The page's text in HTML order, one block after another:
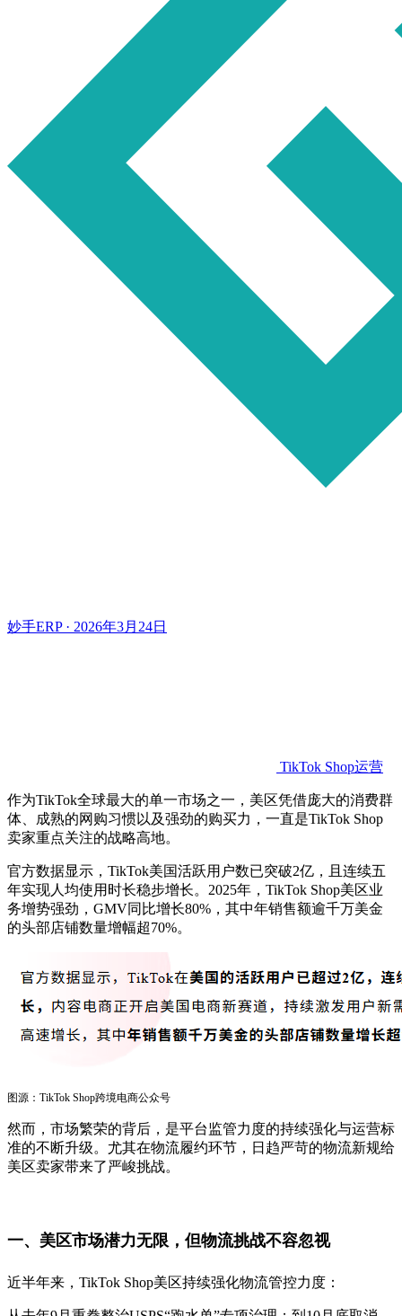
妙手ERP · 2026年3月24日
TikTok Shop运营
作为TikTok全球最大的单一市场之一，美区凭借庞大的消费群
体、成熟的网购习惯以及强劲的购买力，一直是TikTok Shop
卖家重点关注的战略高地。
官方数据显示，TikTok美国活跃用户数已突破2亿，且连续五
年实现人均使用时长稳步增长。2025年，TikTok Shop美区业
务增势强劲，GMV同比增长80%，其中年销售额逾千万美金
的头部店铺数量增幅超70%。
图源：TikTok Shop跨境电商公众号
然而，市场繁荣的背后，是平台监管力度的持续强化与运营标
准的不断升级。尤其在物流履约环节，日趋严苛的物流新规给
美区卖家带来了严峻挑战。
一、美区市场潜力无限， 但物流挑战不容忽视
近半年来，TikTok Shop美区持续强化物流管控力度：